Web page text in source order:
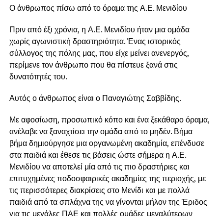
Ο άνθρωπος πίσω από το όραμα της Α.Ε. Μενιδίου
Πριν από έξι χρόνια, η Α.Ε. Μενιδίου ήταν μια ομάδα
χωρίς αγωνιστική δραστηριότητα. Ένας ιστορικός
σύλλογος της πόλης μας, που είχε μείνει ανενεργός,
περίμενε τον άνθρωπο που θα πίστευε ξανά στις
δυνατότητές του.
Αυτός ο άνθρωπος είναι ο Παναγιώτης Σαββίδης.
Με αφοσίωση, προσωπικό κόπο και ένα ξεκάθαρο όραμα,
ανέλαβε να ξαναχτίσει την ομάδα από το μηδέν. Βήμα-
βήμα δημιούργησε μια οργανωμένη ακαδημία, επένδυσε
στα παιδιά και έθεσε τις βάσεις ώστε σήμερα η Α.Ε.
Μενιδίου να αποτελεί μία από τις πιο δραστήριες και
επιτυχημένες ποδοσφαιρικές ακαδημίες της περιοχής, με
τις περισσότερες διακρίσεις στο Μενίδι και με πολλά
παιδιά από τα σπλάχνα της να γίνονται μήλον της Έριδος
για τις μεγάλες ΠΑΕ και πολλές ομάδες μεγαλύτερων